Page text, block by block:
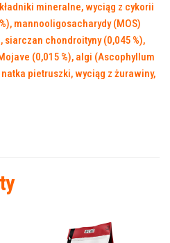
mineralne, wyciąg z cykorii
mannooligosacharydy (MOS)
siarczan chondroityny (0,045 %),
(0,015 %), algi (Ascophyllum
pietruszki, wyciąg z żurawiny,